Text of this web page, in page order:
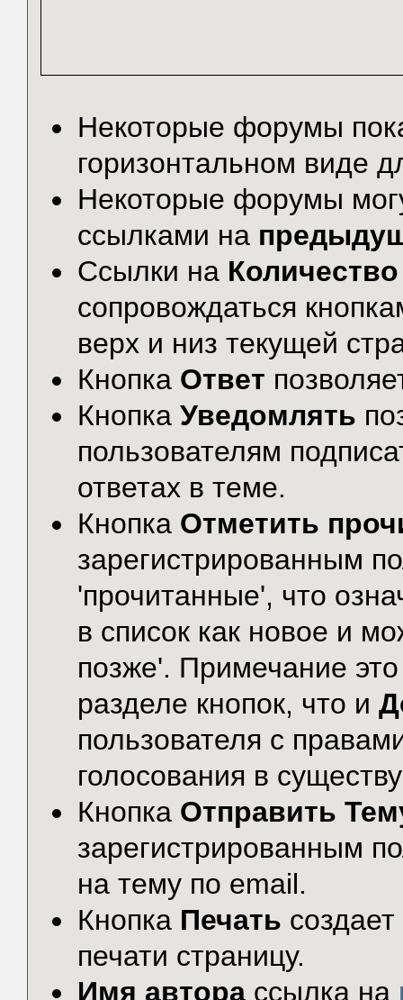
Некоторые форумы
горизонтальном виде
Некоторые форумы
ссылками на
Ссылки на
сопровождаться
верх и низ текущей
Кнопка Ответ
КнопкаУведомлять
пользователям
ответах в теме.
Кнопка Отметить
зарегистрированным
'прочитанные', что
в список как новое и
позже'. Примечание
разделе кнопок, что и
пользователя с
голосования в
Кнопка Отправить
зарегистрированным
на тему по email.
Кнопка Печать
печати страницу.
Имя автора ссылка на